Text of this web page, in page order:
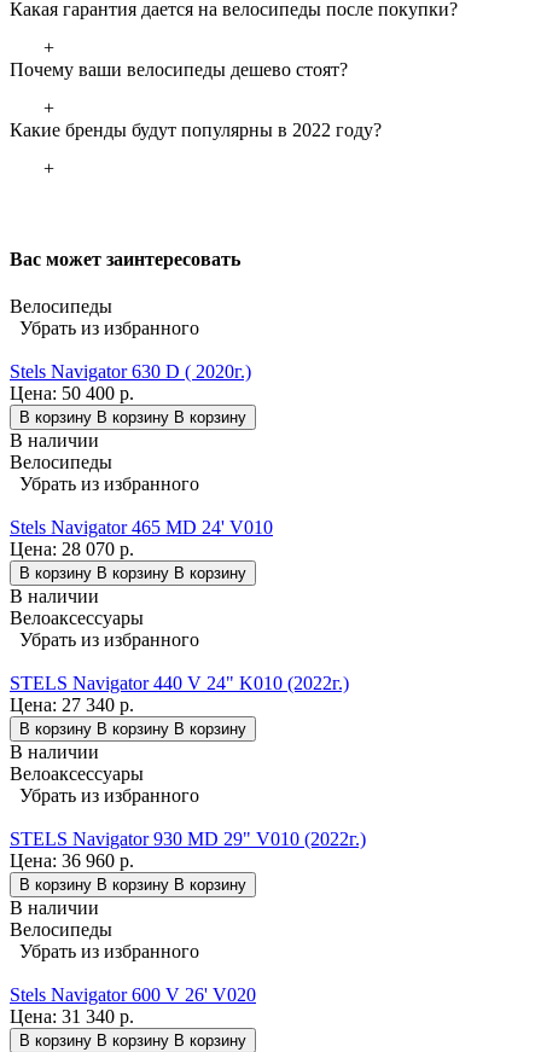
Какая гарантия дается на велосипеды после покупки?
+
Почему ваши велосипеды дешево стоят?
+
Какие бренды будут популярны в 2022 году?
+
Вас может заинтересовать
Велосипеды
Убрать из избранного
Stels Navigator 630 D ( 2020г.)
Цена: 50 400 р.
В корзину В корзину В корзину
В наличии
Велосипеды
Убрать из избранного
Stels Navigator 465 MD 24' V010
Цена: 28 070 р.
В корзину В корзину В корзину
В наличии
Велоаксессуары
Убрать из избранного
STELS Navigator 440 V 24" K010 (2022г.)
Цена: 27 340 р.
В корзину В корзину В корзину
В наличии
Велоаксессуары
Убрать из избранного
STELS Navigator 930 MD 29" V010 (2022г.)
Цена: 36 960 р.
В корзину В корзину В корзину
В наличии
Велосипеды
Убрать из избранного
Stels Navigator 600 V 26' V020
Цена: 31 340 р.
В корзину В корзину В корзину